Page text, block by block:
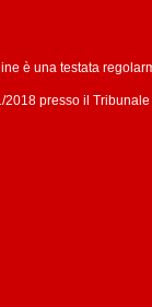
è una testata
2018 presso il